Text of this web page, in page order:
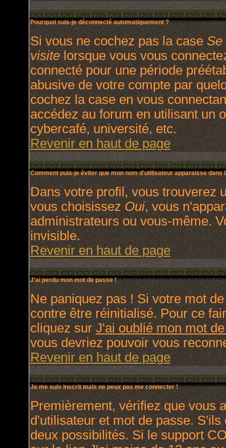
Pourquoi suis-je déconnecté automatiquement ?
Si vous ne cochez pas la caseSe
visitelorsque vous vous
connecté pour une période
abusive de votre compte par
cochez la case en vous
accédez au forum en utilisant un
cybercafé, université, etc.
Revenir en haut de page
Comment puis-je éviter que mon nom d'utilisateur apparaisse dans
Dans votre profil, vous trouverez
vous choisissezOui, vous
administrateurs ou vous-même.
invisible.
Revenir en haut de page
J'ai perdu mon mot de passe !
Ne paniquez pas ! Si votre mot
contre être réinitialisé. Pour ce
cliquez surJ'ai oublié mon mot
vous devriez pouvoir vous
Revenir en haut de page
Je me suis inscrit mais ne peux pas me connecter !
Premièrement, vérifiez que vous
d'utilisateur et mot de passe.
deux possibilités. Si le support